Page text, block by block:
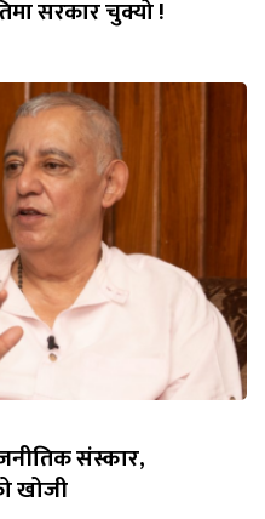
सरकार चुक्यो !
संस्कार,
खोजी